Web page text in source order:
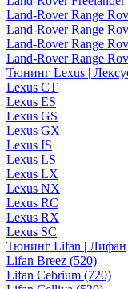
Land-Rover Range
Land-Rover Range
Land-Rover Range
Land-Rover Range
Тюнинг Lexus |
Lexus CT
Lexus ES
Lexus GS
Lexus GX
Lexus IS
Lexus LS
Lexus LX
Lexus NX
Lexus RC
Lexus RX
Lexus SC
Тюнинг Lifan | Лифан
Lifan Breez (520)
Lifan Cebrium (720)